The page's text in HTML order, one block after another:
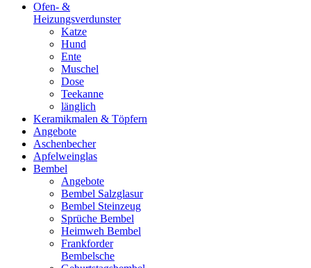
Ofen- &
Heizungsverdunster
Katze
Hund
Ente
Muschel
Dose
Teekanne
länglich
Keramikmalen & Töpfern
Angebote
Aschenbecher
Apfelweinglas
Bembel
Angebote
Bembel Salzglasur
Bembel Steinzeug
Sprüche Bembel
Heimweh Bembel
Frankforder
Bembelsche